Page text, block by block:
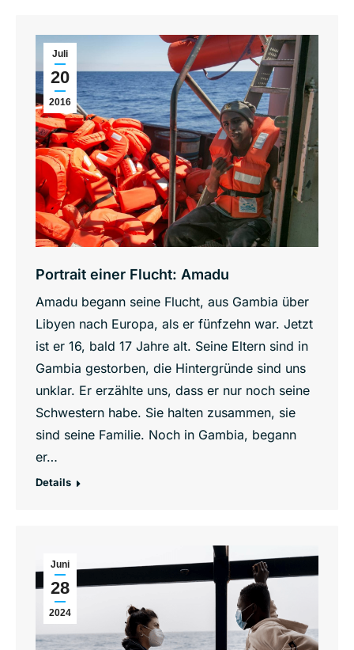
Juli
20
2016
Portrait einer Flucht: Amadu
Amadu begann seine Flucht, aus Gambia über
Libyen nach Europa, als er fünfzehn war. Jetzt
ist er 16, bald 17 Jahre alt. Seine Eltern sind in
Gambia gestorben, die Hintergründe sind uns
unklar. Er erzählte uns, dass er nur noch seine
Schwestern habe. Sie halten zusammen, sie
sind seine Familie. Noch in Gambia, begann
er…
Details
Juni
28
2024